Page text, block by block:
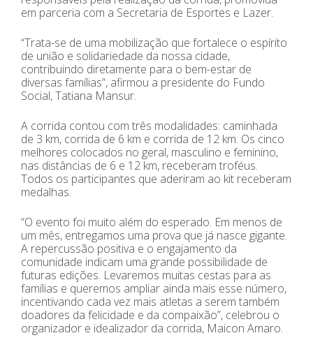
em parceria com a Secretaria de Esportes e Lazer.
“Trata-se de uma mobilização que fortalece o espírito
de união e solidariedade da nossa cidade,
contribuindo diretamente para o bem-estar de
diversas famílias”, afirmou a presidente do Fundo
Social, Tatiana Mansur.
A corrida contou com três modalidades: caminhada
de 3 km, corrida de 6 km e corrida de 12 km. Os cinco
melhores colocados no geral, masculino e feminino,
nas distâncias de 6 e 12 km, receberam troféus.
Todos os participantes que aderiram ao kit receberam
medalhas.
“O evento foi muito além do esperado. Em menos de
um mês, entregamos uma prova que já nasce gigante.
A repercussão positiva e o engajamento da
comunidade indicam uma grande possibilidade de
futuras edições. Levaremos muitas cestas para as
famílias e queremos ampliar ainda mais esse número,
incentivando cada vez mais atletas a serem também
doadores da felicidade e da compaixão”, celebrou o
organizador e idealizador da corrida, Maicon Amaro.